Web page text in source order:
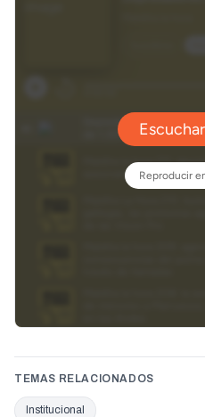
TEMAS RELACIONADOS
Institucional